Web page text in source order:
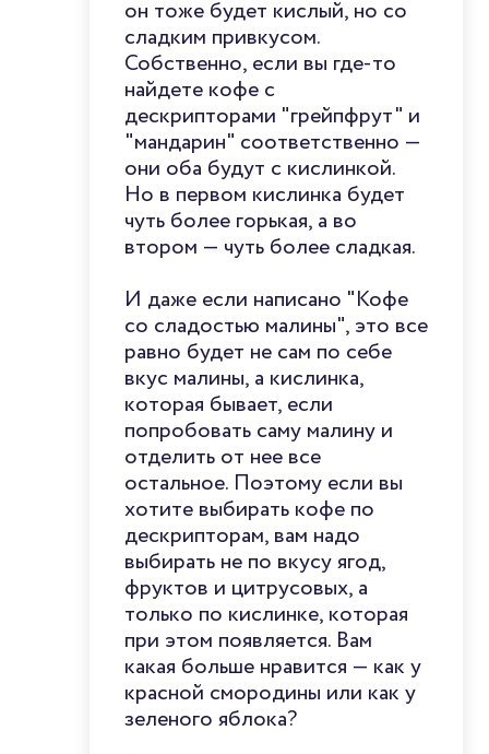
он тоже будет кислый, но со
сладким привкусом.
Собственно, если вы где-то
найдете кофе с
дескрипторами "грейпфрут" и
"мандарин" соответственно —
они оба будут с кислинкой.
Но в первом кислинка будет
чуть более горькая, а во
втором — чуть более сладкая.
И даже если написано "Кофе
со сладостью малины", это все
равно будет не сам по себе
вкус малины, а кислинка,
которая бывает, если
попробовать саму малину и
отделить от нее все
остальное. Поэтому если вы
хотите выбирать кофе по
дескрипторам, вам надо
выбирать не по вкусу ягод,
фруктов и цитрусовых, а
только по кислинке, которая
при этом появляется. Вам
какая больше нравится — как у
красной смородины или как у
зеленого яблока?